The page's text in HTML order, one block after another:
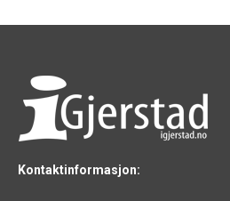
Kontaktinformasjon: